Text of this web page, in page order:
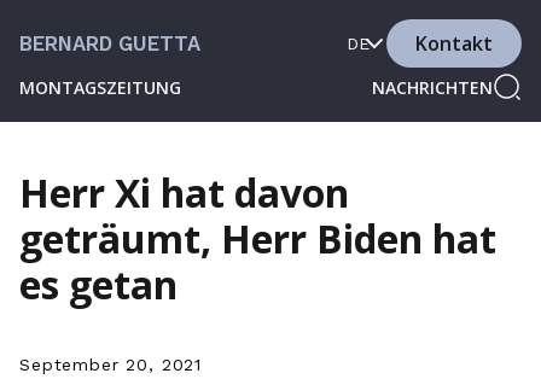
BERNARD GUETTA
MONTAGSZEITUNG NACHRICHTEN
DE Kontakt
Herr Xi hat davon
geträumt, Herr Biden hat
es getan
September 20, 2021